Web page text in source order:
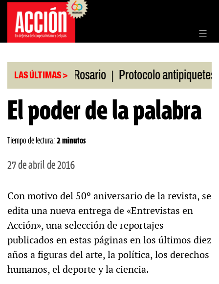
Saltar
contenido
LAS ÚLTIMAS >
Bolsa de Rosario | Protocolo antipiquetes |
El poder de la palabra
Tiempo de lectura: 2 minutos
27 de abril de 2016
Con motivo del 50º aniversario de la revista, se
edita una nueva entrega de «Entrevistas en
Acción», una selección de reportajes
publicados en estas páginas en los últimos diez
años a figuras del arte, la política, los derechos
humanos, el deporte y la ciencia.